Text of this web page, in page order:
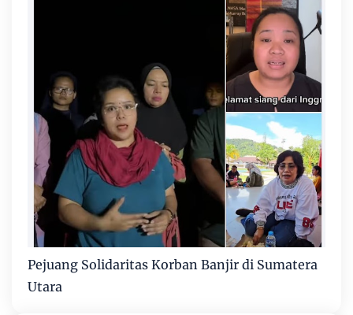
Pejuang Solidaritas Korban Banjir di Sumatera
Utara